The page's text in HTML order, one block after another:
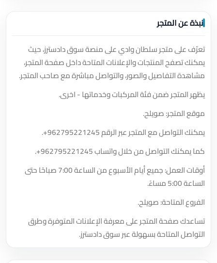
نبذة عن المتجر
تعرّف على متجر سلطان وادي على منصة سوق دادسترز، حيث
يمكنك تصفح المنتجات والإعلانات المتاحة داخل صفحة المتجر،
مشاهدة التفاصيل والصور، والتواصل مباشرة مع صاحب المتجر.
يظهر المتجر ضمن فئة المركبات وخدماتها - اخرى.
موقع المتجر: صويلح.
يمكنك التواصل مع المتجر عبر الرقم+962795221245
.
كما يمكنك التواصل من خلال واتساب+962795221245
.
أوقات العمل: جميع أيام الأسبوع من الساعة 7:00 صباحًا حتى
الساعة 5:00 مساءً.
الفروع المتاحة: صويلح.
تساعدك صفحة المتجر على معرفة الإعلانات المتوفرة وطرق
التواصل المتاحة بسهولة عبر سوق دادسترز.